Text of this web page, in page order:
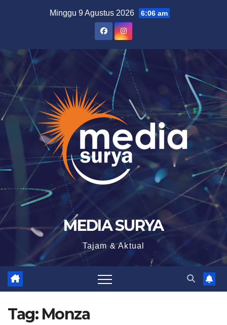
Minggu 9 Agustus 2026 6:06 am
MEDIA SURYA
Tajam & Aktual
Tag: Monza